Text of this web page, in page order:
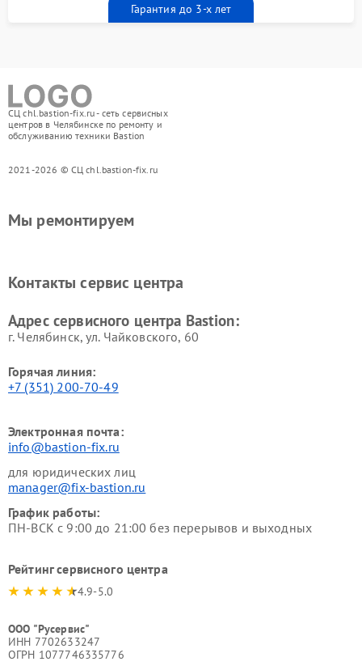
Гарантия до 3-х лет
СЦ chl.bastion-fix.ru - сеть сервисных
центров в Челябинске по ремонту и
обслуживанию техники Bastion
2021-2026 © СЦ chl.bastion-fix.ru
Мы ремонтируем
Контакты сервис центра
Адрес сервисного центра Bastion:
г. Челябинск, ул. Чайковского, 60
Горячая линия:
+7 (351) 200-70-49
Электронная почта:
info@bastion-fix.ru
для юридических лиц
manager@fix-bastion.ru
График работы:
ПН-ВСК с 9:00 до 21:00 без перерывов и выходных
Рейтинг сервисного центра
4.9-5.0
ООО "Русервис"
ИНН 7702633247
ОГРН 1077746335776